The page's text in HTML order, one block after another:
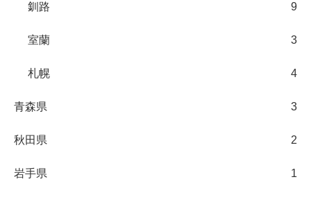
釧路 9
室蘭 3
札幌 4
青森県 3
秋田県 2
岩手県 1